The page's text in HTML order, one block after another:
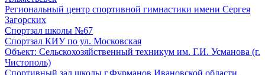
Региональный центр спортивной гимнастики имени Сергея
Загорских
Спортзал школы №67
Спортзал КИУ по ул. Московская
Объект: Сельскохозяйственный техникум им. Г.И. Усманова (г.
Чистополь)
Спортивный зал школы г.Фурманов Ивановской области